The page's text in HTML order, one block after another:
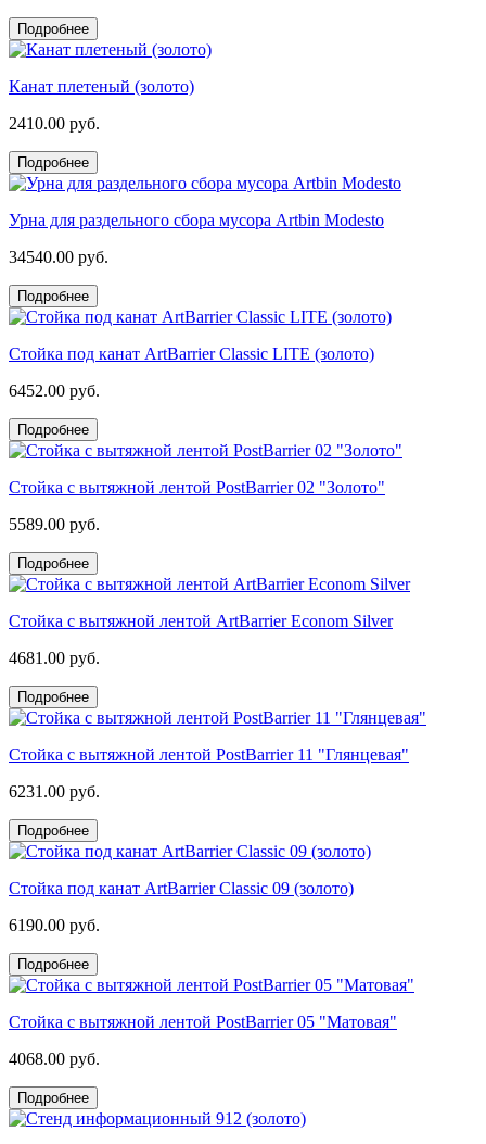
Подробнее
Канат плетеный (золото)
2410.00 руб.
Подробнее
Урна для раздельного сбора мусора Artbin Modesto
34540.00 руб.
Подробнее
Стойка под канат ArtBarrier Classic LITE (золото)
6452.00 руб.
Подробнее
Стойка с вытяжной лентой PostBarrier 02 "Золото"
5589.00 руб.
Подробнее
Стойка с вытяжной лентой ArtBarrier Econom Silver
4681.00 руб.
Подробнее
Стойка с вытяжной лентой PostBarrier 11 "Глянцевая"
6231.00 руб.
Подробнее
Стойка под канат ArtBarrier Classic 09 (золото)
6190.00 руб.
Подробнее
Стойка с вытяжной лентой PostBarrier 05 "Матовая"
4068.00 руб.
Подробнее